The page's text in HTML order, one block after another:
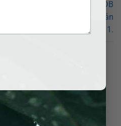
nào khi ly hôn? Luật sư ADB
SAIGON hỗ trợ chia tài sản
chung tại Quận 1.
TP Hồ Chí Minh.
TY LUẬT TNHH ADB
DƯƠNG